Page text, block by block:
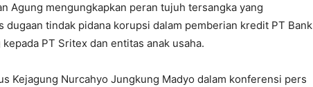
Agung mengungkapkan peran tujuh tersangka yang
dugaan tindak pidana korupsi dalam pemberian kredit PT Bank
PT Sritex dan entitas anak usaha.
Kejagung Nurcahyo Jungkung Madyo dalam konferensi pers